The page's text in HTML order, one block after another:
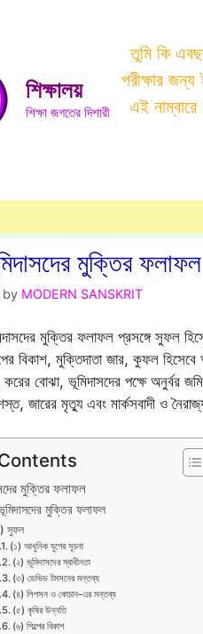
শিক্ষালয়
শিক্ষা জগতের দিশারী
তুমি কি
পরীক্ষার
এই
মুক্তির ফলাফল
by MODERN SANSKRIT
মুক্তির ফলাফল প্রসঙ্গে সুফল
বিকাশ, মুক্তিদাতা জার, কুফল হিসেবে
বোঝা, ভূমিদাসদের পক্ষে অনুর্বর
জারের মৃত্যু এবং মার্কসবাদী ও
মুক্তির ফলাফল
ভূমিদাসদের মুক্তির ফলাফল
সুফল
(১) আধুনিক যুগের সূচনা
(২) ভূমিদাসদের স্বাধীনতা
(৩) ডেভিড টমসনের মন্তব্য
(৪) লিপসন ও কোচান-এর মন্তব্য
(৫) কৃষির উন্নতি
(৬) শিল্পের বিকাশ